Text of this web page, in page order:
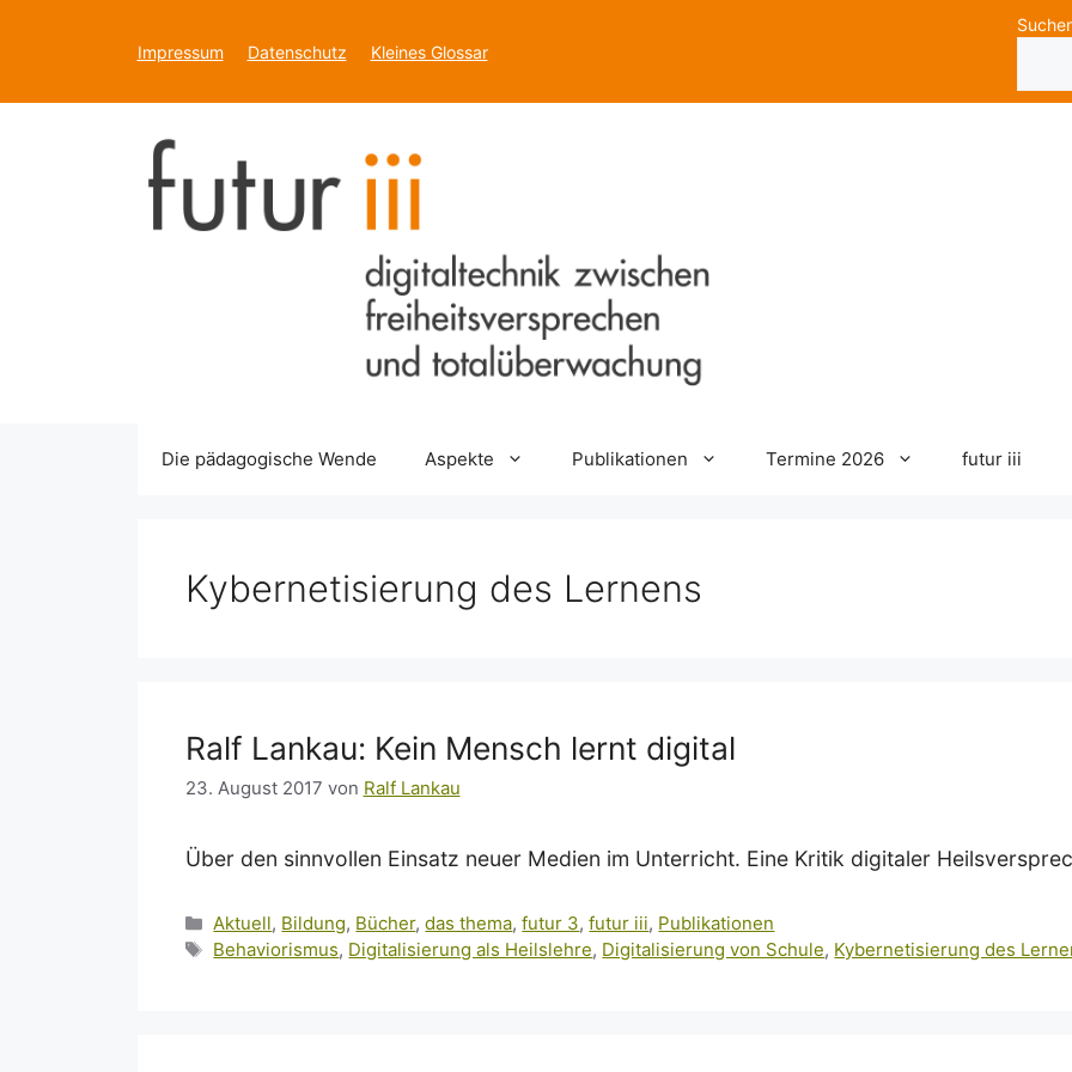
Impressum Datenschutz Kleines Glossar
Die pädagogische Wende Aspekte Publikationen Termine 2026 futur iii
Kybernetisierung des Lernens
Ralf Lankau: Kein Mensch lernt digital
23. August 2017 von Ralf Lankau
Über den sinnvollen Einsatz neuer Medien im Unterricht. Eine Kritik digitaler
Kategorien
Aktuell, Bildung, Bücher,das thema,futur 3,futur iii, Publikationen
Schlagwörter
Behaviorismus, Digitalisierung als Heilslehre, Digitalisierung von Schule, Kybernetisierung des